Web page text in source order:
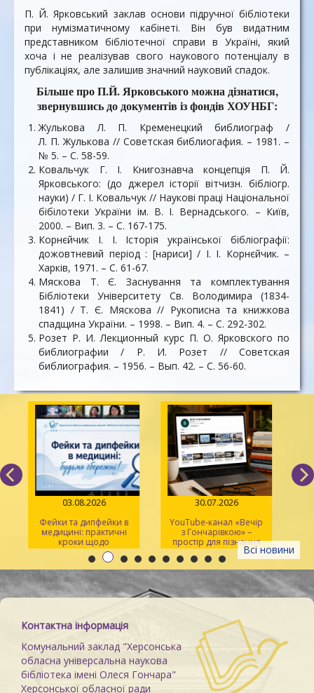
П. Й. Ярковський заклав основи підручної бібліотеки
при нумізматичному кабінеті. Він був видатним
представником бібліотечної справи в Україні, який
хоча і не реалізував свого наукового потенціалу в
публікаціях, але залишив значний науковий спадок.
Більше про П.Й. Ярковського можна дізнатися,
звернувшись до документів із фондів ХОУНБГ:
Жулькова Л. П. Кременецкий библиограф /
Л. П. Жулькова // Советская библиогафия. – 1981. –
№ 5. – С. 58-59.
Ковальчук Г. І. Книгознавча концепція П. Й.
Ярковського: (до джерел історії вітчизн. бібліогр.
науки) / Г. І. Ковальчук // Наукові праці Національної
бібілотеки України ім. В. І. Вернадського. – Київ,
2000. – Вип. 3. – С. 167-175.
Корнєйчик І. І. Історія української бібліографії:
дожовтневий період : [нариси] / І. І. Корнєйчик. –
Харків, 1971. – С. 61-67.
Мяскова Т. Є. Заснування та комплектування
Бібліотеки Університету Св. Володимира (1834-
1841) / Т. Є. Мяскова // Рукописна та книжкова
спадщина України. – 1998. – Вип. 4. – C. 292-302.
Розет Р. И. Лекционный курс П. О. Ярковского по
библиографии / Р. И. Розет // Советская
библиография. – 1956. – Вып. 42. – С. 56-60.
Всі новини
03.08.2026
Фейки та дипфейки в
медицині: практичні
кроки щодо
розпізнавання
30.07.2026
YouTube-канал «Вечір
з Гончарівкою» –
простір для пізнання
та натхнення
Контактна інформація
Комунальний заклад "Херсонська
обласна універсальна наукова
бібліотека імені Олеся Гончара"
Херсонської обласної ради